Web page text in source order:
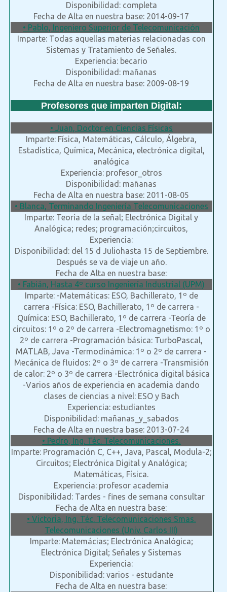
Disponibilidad: completa
Fecha de Alta en nuestra base: 2014-09-17
• Pablo, Ingeniero Superior de Telecomunicación
Imparte: Todas aquellas materias relacionadas con
Sistemas y Tratamiento de Señales.
Experiencia: becario
Disponibilidad: mañanas
Fecha de Alta en nuestra base: 2009-08-19
Profesores que imparten Digital:
• Juan, Doctor en Ciencias Físicas
Imparte: Física, Matemáticas, Cálculo, Álgebra,
Estadística, Química, Mecánica, electrónica digital,
analógica
Experiencia: profesor_otros
Disponibilidad: mañanas
Fecha de Alta en nuestra base: 2011-08-05
• Blanca, Terminando Ingeniería Telecomunicaciones
Imparte: Teoría de la señal; Electrónica Digital y
Analógica; redes; programación;circuitos,
Experiencia:
Disponibilidad: del 15 d Juliohasta 15 de Septiembre.
Después se va de viaje un año.
Fecha de Alta en nuestra base:
• Fabián, Hasta 4º curso Ingeniería Industrial (UPM)
Imparte: -Matemáticas: ESO, Bachillerato, 1º de
carrera -Física: ESO, Bachillerato, 1º de carrera -
Química: ESO, Bachillerato, 1º de carrera -Teoría de
circuitos: 1º o 2º de carrera -Electromagnetismo: 1º o
2º de carrera -Programación básica: TurboPascal,
MATLAB, Java -Termodinámica: 1º o 2º de carrera -
Mecánica de fluidos: 2º o 3º de carrera -Transmisión
de calor: 2º o 3º de carrera -Electrónica digital básica
-Varios años de experiencia en academia dando
clases de ciencias a nivel: ESO y Bach
Experiencia: estudiantes
Disponibilidad: mañanas_y_sabados
Fecha de Alta en nuestra base: 2013-07-24
• Pedro, Ing. Téc. Telecomunicaciones.
Imparte: Programación C, C++, Java, Pascal, Modula-2;
Circuitos; Electrónica Digital y Analógica;
Matemáticas, Física.
Experiencia: profesor academia
Disponibilidad: Tardes - fines de semana consultar
Fecha de Alta en nuestra base:
• Victoria, Ing. Téc. Telecomunicaciones Smas.
Telecomunicaciones (Univ. Carlos III)
Imparte: Matemácias; Electrónica Analógica;
Electrónica Digital; Señales y Sistemas
Experiencia:
Disponibilidad: varios - estudante
Fecha de Alta en nuestra base: